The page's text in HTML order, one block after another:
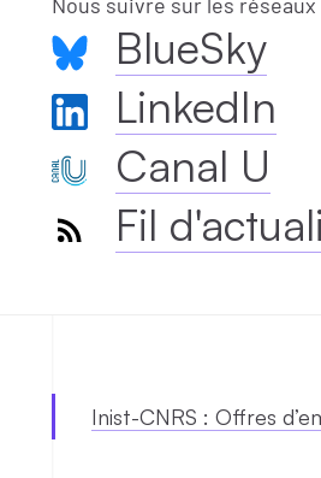
BlueSky
LinkedIn
Canal U
Fil
Inist-CNRS : Offres